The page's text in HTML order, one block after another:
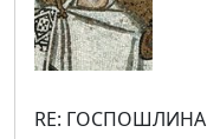
RE: ГОСПОШЛИНА